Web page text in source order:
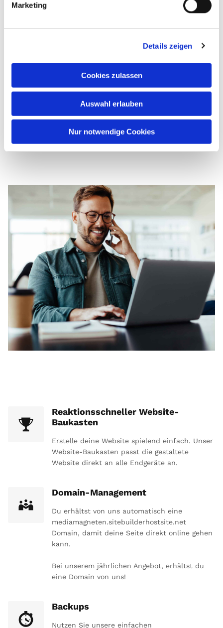
Marketing
Details zeigen
Cookies zulassen
Auswahl erlauben
Nur notwendige Cookies
Ob Neuling oder geborener
Webdesigner,
deine Website richtet sich nach
dir.
Reaktionsschneller Website-
Baukasten
Erstelle deine Website spielend einfach. Unser
Website-Baukasten passt die gestaltete
Website direkt an alle Endgeräte an.
Domain-Management
Du erhältst von uns automatisch eine
mediamagneten.sitebuilderhostsite.net
Domain, damit deine Seite direkt online gehen
kann.
Bei unserem jährlichen Angebot, erhältst du
eine Domain von uns!
Backups
Nutzen Sie unsere einfachen